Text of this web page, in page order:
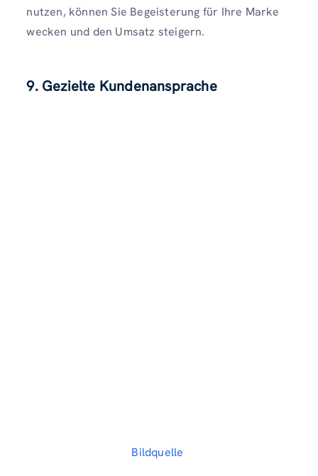
nutzen, können Sie Begeisterung für Ihre Marke
wecken und den Umsatz steigern.
9. Gezielte Kundenansprache
Bildquelle